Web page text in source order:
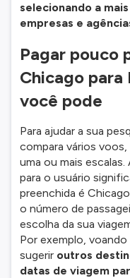
selecionando a
empresas e
Pagar pouco
Chicago para
você pode
Para ajudar a sua
compara vários
uma ou mais
para o usuário
preenchida é
o número de
escolha da sua
Por exemplo,
sugerir outros
datas de viagem